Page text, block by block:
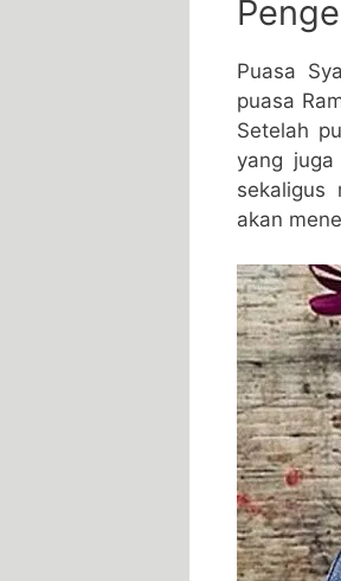
Puasa
puasa
Setelah
yang
sekaligus
akan